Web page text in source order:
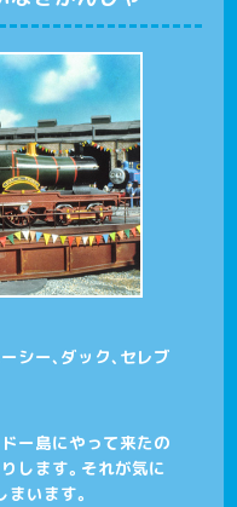
シー、ダック、セレブ
ー島にやって来たの
します。それが気に
います。